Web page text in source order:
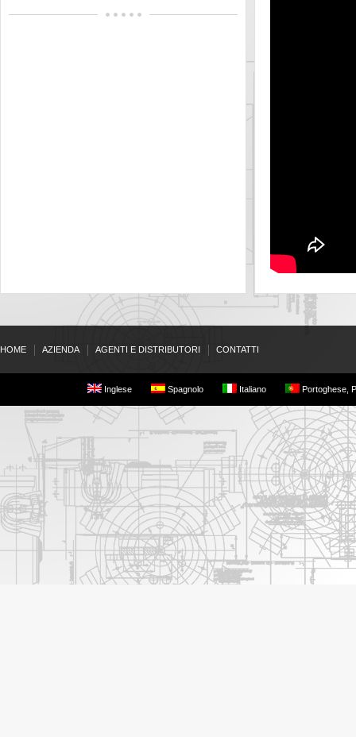
HOME AZIENDA AGENTI E DISTRIBUTORI CONTATTI
Inglese Spagnolo Italiano Portoghese,